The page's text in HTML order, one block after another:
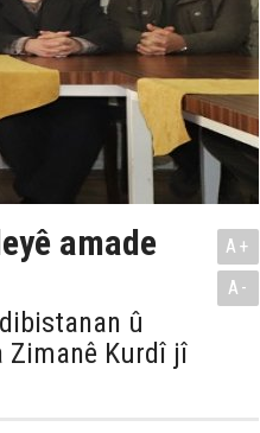
amade
û
Zimanê Kurdî jî
A+
A-